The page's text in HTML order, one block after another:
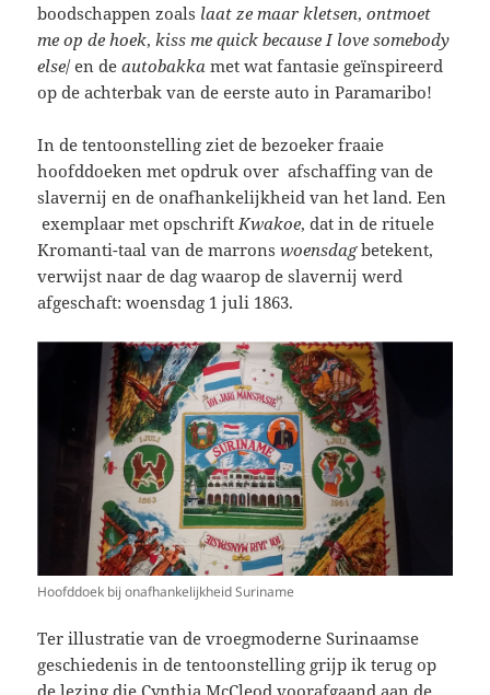
boodschappen zoals laat ze maar kletsen,ontmoet
me op de hoek,kiss me quick because I love somebody
else/ en deautobakka met wat fantasie geïnspireerd
op de achterbak van de eerste auto in Paramaribo!
In de tentoonstelling ziet de bezoeker fraaie
hoofddoeken met opdruk over afschaffing van de
slavernij en de onafhankelijkheid van het land. Een
exemplaar met opschriftKwakoe, dat in de rituele
Kromanti-taal van de marronswoensdagbetekent,
verwijst naar de dag waarop de slavernij werd
afgeschaft: woensdag 1 juli 1863.
Hoofddoek bij onafhankelijkheid Suriname
Ter illustratie van de vroegmoderne Surinaamse
geschiedenis in de tentoonstelling grijp ik terug op
de lezing die Cynthia McCleod voorafgaand aan de